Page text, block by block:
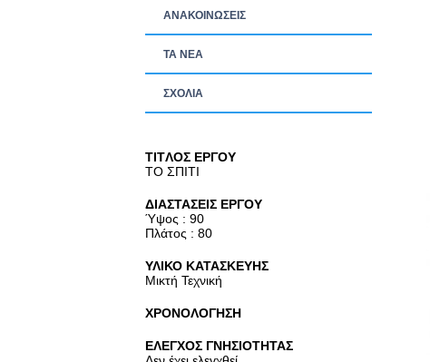
ΑΝΑΚΟΙΝΩΣΕΙΣ
ΤΑ ΝEΑ
ΣΧΟΛΙΑ
TITΛΟΣ ΕΡΓΟΥ
ΤΟ ΣΠΙΤΙ
ΔΙΑΣΤΑΣΕΙΣ ΕΡΓΟΥ
Ύψος : 90
Πλάτος : 80
ΥΛΙΚΟ ΚΑΤΑΣΚΕΥΗΣ
Μικτή Τεχνική
ΧΡΟΝΟΛΟΓΗΣΗ
ΕΛΕΓΧΟΣ ΓΝΗΣΙΟΤΗΤΑΣ